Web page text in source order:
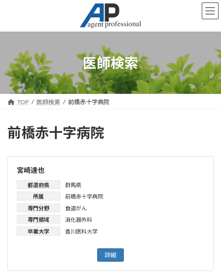
ン
キ
プ
ー
に
動
医師検索
TOP 医師検索 前橋赤十字病院
前橋赤十字病院
宮崎達也
都道府県
群馬県
所属
前橋赤十字病院
専門分野
食道がん
専門領域
消化器外科
卒業大学
香川医科大学
詳細